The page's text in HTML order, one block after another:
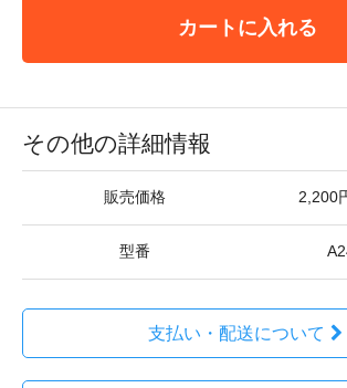
カートに入れる
その他の詳細情報
販売価格 2,200
型番
支払い・配送について